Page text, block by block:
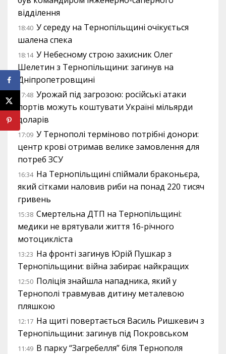
відділення
18:40 У середу на Тернопільщині очікується
шалена спека
18:14 У Небесному строю захисник Олег
Шелетин з Тернопільщини: загинув на
Дніпропетровщині
17:48 Урожай під загрозою: російські атаки
портів можуть коштувати Україні мільярди
доларів
17:09 У Тернополі терміново потрібні донори:
центр крові отримав велике замовлення для
потреб ЗСУ
16:34 На Тернопільщині спіймали браконьєра,
який сітками наловив риби на понад 220 тисяч
гривень
15:38 Смертельна ДТП на Тернопільщині:
медики не врятували життя 16-річного
мотоцикліста
13:23 На фронті загинув Юрій Пушкар з
Тернопільщини: війна забирає найкращих
12:50 Поліція знайшла нападника, який у
Тернополі травмував дитину металевою
пляшкою
12:17 На щиті повертається Василь Ришкевич з
Тернопільщини: загинув під Покровськом
11:49 В парку “Загребелля” біля Тернополя